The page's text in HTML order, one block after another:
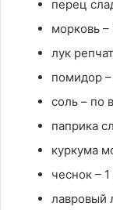
перец
морковь –
лук
помидор
соль – по
паприка
куркума
чеснок –
лавровый